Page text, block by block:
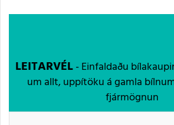
LEITARVÉL- Einfaldaðu
um allt, uppítöku á gamla
fjármögnun